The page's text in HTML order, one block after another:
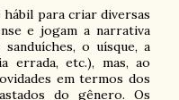
para criar diversas
e jogam a narrativa
o uísque, a
errada, etc.), mas, ao
em termos dos
do gênero. Os